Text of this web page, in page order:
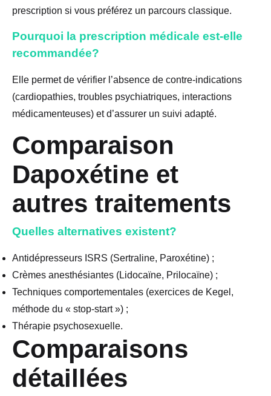
prescription si vous préférez un parcours classique.
Pourquoi la prescription médicale est-elle
recommandée?
Elle permet de vérifier l’absence de contre-indications
(cardiopathies, troubles psychiatriques, interactions
médicamenteuses) et d’assurer un suivi adapté.
Comparaison
Dapoxétine et
autres traitements
Quelles alternatives existent?
Antidépresseurs ISRS (Sertraline, Paroxétine) ;
Crèmes anesthésiantes (Lidocaïne, Prilocaïne) ;
Techniques comportementales (exercices de Kegel,
méthode du « stop-start ») ;
Thérapie psychosexuelle.
Comparaisons
détaillées